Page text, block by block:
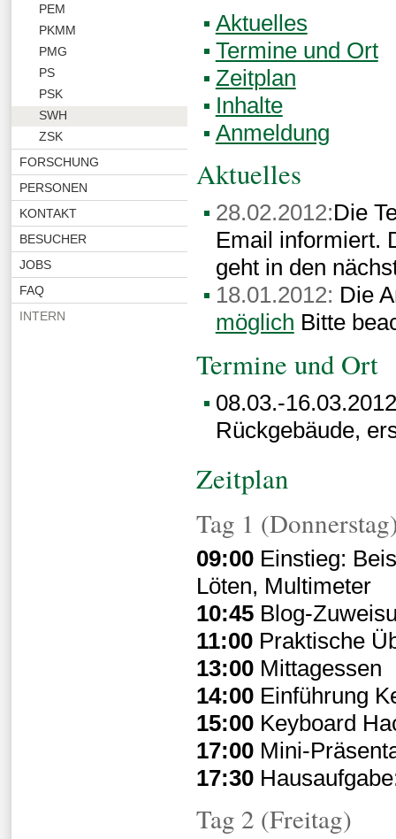
PEM
PKMM
PMG
PS
PSK
SWH
ZSK
FORSCHUNG
PERSONEN
KONTAKT
BESUCHER
JOBS
FAQ
INTERN
Aktuelles
Termine und Ort
Zeitplan
Inhalte
Anmeldung
Aktuelles
28.02.2012:Die
Email informiert.
geht in den
18.01.2012: Die
möglich Bitte
Termine und Ort
08.03.-
Rückgebäude,
Zeitplan
Tag 1
09:00 Einstieg:
Löten, Multimeter
10:45 Blog-
11:00 Praktische
13:00 Mittagessen
14:00 Einführung
15:00 Keyboard
17:00 Mini-
17:30
Tag 2 (Freitag)